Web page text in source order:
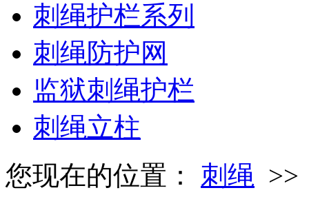
刺绳护栏系列
刺绳防护网
监狱刺绳护栏
刺绳立柱
您现在的位置： 刺绳